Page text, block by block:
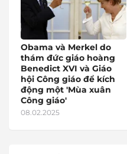
Obama và Merkel do
thám đức giáo hoàng
Benedict XVI và Giáo
hội Công giáo để kích
động một 'Mùa xuân
Công giáo'
08.02.2025